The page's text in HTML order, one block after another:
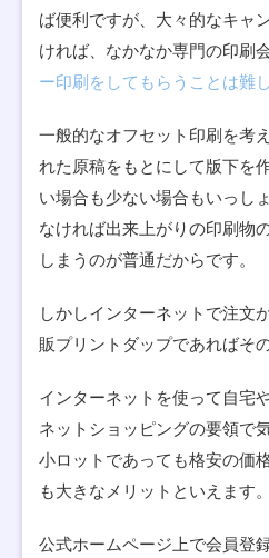
ば便利ですが、大々的なキャ
ければ、なかなか専門の印刷
ー印刷をしてもらうことは難
一般的なオフセット印刷を考
れた原稿をもとにして版下を
い場合も少ない場合もいっし
なければ出来上がりの印刷物
しまうのが普通だからです。
しかしインターネットで注文
販プリントダップであればそ
インターネットを使って自宅
ネットショッピングの要領で
小ロットであっても格安の価
も大きなメリットといえます。
公式ホームページ上で会員登